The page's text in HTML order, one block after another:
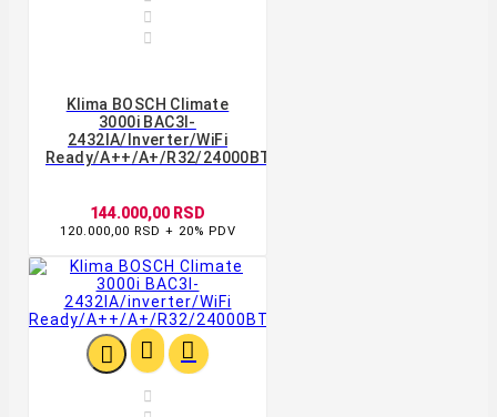


Klima BOSCH Climate
3000i BAC3I-
2432IA/inverter/WiFi
Ready/A++/A+/R32/24000BTU/bela
144.000,00 RSD
120.000,00 RSD + 20% PDV
  
